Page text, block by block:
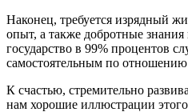
Наконец, требуется изрядный
опыт, а также добротные
государство в 99% процентов
самостоятельным по отношению
К счастью, стремительно
нам хорошие иллюстрации этого